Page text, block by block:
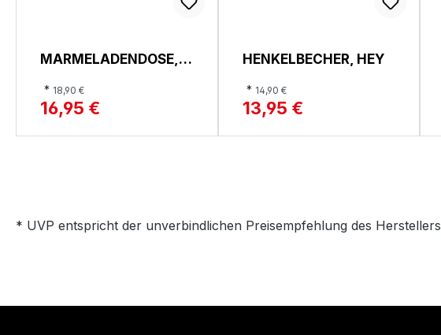
MARMELADENDOSE,
* 18,90 €
16,95 €
HENKELBECHER, HEY
* 14,90 €
13,95 €
* UVP entspricht der unverbindlichen Preisempfehlung des Herstellers